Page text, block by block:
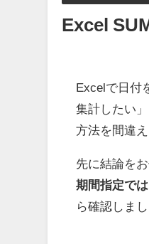
Excel
Excelで日付
集計したい
方法を間違
先に結論を
期間指定で
ら確認しまし